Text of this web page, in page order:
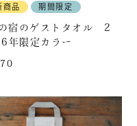
み
商品 期間限定
宿のゲストタオル 2
年限定カラー